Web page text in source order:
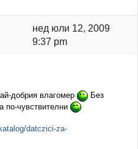
нед юли 12, 2009
9:37 pm
добрия влагомер
Без
по-чувствителни
datczici-za-